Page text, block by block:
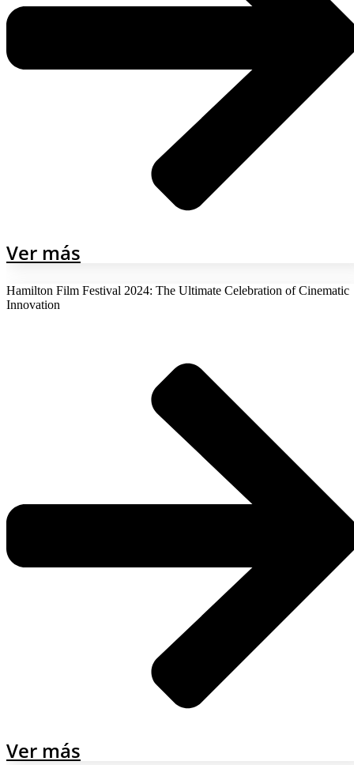
Ver más
Hamilton Film Festival 2024: The Ultimate Celebration of Cinematic
Innovation
Ver más